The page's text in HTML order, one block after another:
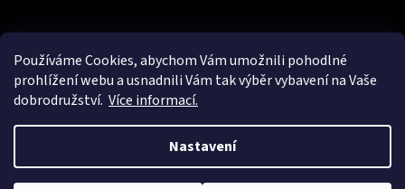
Používáme Cookies, abychom Vámumožnili pohodlné
prohlížení webu a usnadnili Vám tak výběr vybavení na Vaše
dobrodružství. Více informací.
Nastavení
Vytvořil Shoptet
&BEOM.cz
Copyright 2026SAMBARSPORT. Všechna práva vyhrazena.